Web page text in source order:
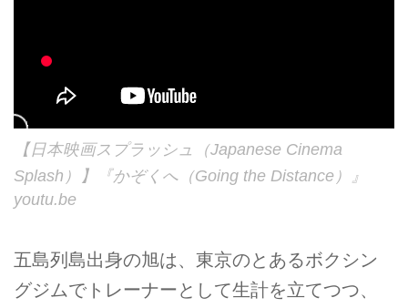
【日本映画スプラッシュ（Japanese Cinema
Splash）】『かぞくへ（Going the Distance）』
youtu.be
五島列島出身の旭は、東京のとあるボクシン
グジムでトレーナーとして生計を立てつつ、